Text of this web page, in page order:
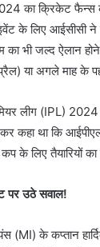
का क्रिकेट
के लिए आईसीसी
का भी जल्द ऐलान
या अगले माह के
लीग (IPL)
कहा था कि
के लिए तैयारियों
पर उठे सवाल!
(MI) के कप्तान